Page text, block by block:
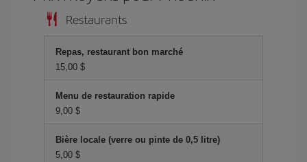
Restaurants
Repas, restaurant bon marché
15,00 $
Menu de restauration rapide
9,00 $
Bière locale (verre ou pinte de 0,5 litre)
5,00 $